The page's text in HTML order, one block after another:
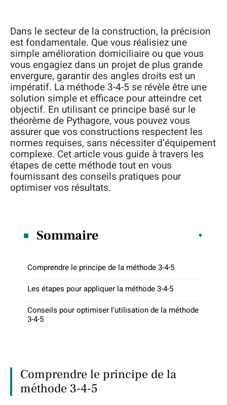
Dans le secteur de la construction, la précision
est fondamentale. Que vous réalisiez une
simple amélioration domiciliaire ou que vous
vous engagiez dans un projet de plus grande
envergure, garantir des angles droits est un
impératif. La méthode 3-4-5 se révèle être une
solution simple et efficace pour atteindre cet
objectif. En utilisant ce principe basé sur le
théorème de Pythagore, vous pouvez vous
assurer que vos constructions respectent les
normes requises, sans nécessiter d’équipement
complexe. Cet article vous guide à travers les
étapes de cette méthode tout en vous
fournissant des conseils pratiques pour
optimiser vos résultats.
Sommaire
Comprendre le principe de la méthode 3-4-5
Les étapes pour appliquer la méthode 3-4-5
Conseils pour optimiser l’utilisation de la méthode
3-4-5
Comprendre le principe de la
méthode 3-4-5